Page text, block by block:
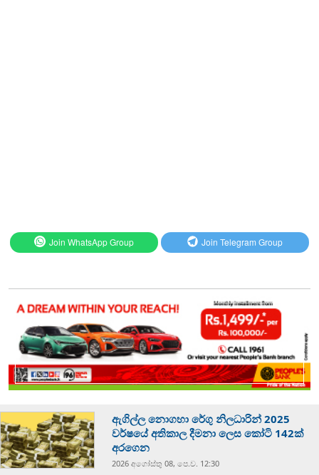
Join WhatsApp Group Join Telegram Group
ඇගිල්ල නොගහා රේගු නිලධාරින් 2025
වර්ෂයේ අතිකාල දීමනා ලෙස කෝටි 142ක්
අරගෙන
2026 අගෝස්‍තු 08, පෙ.ව. 12:30